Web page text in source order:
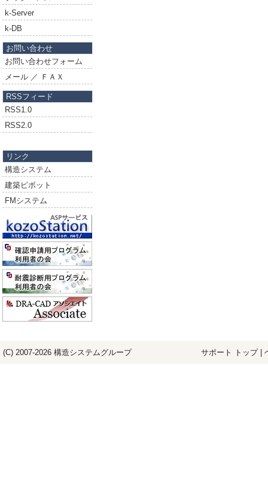
k-Server
k-DB
お問い合わせ
お問い合わせフォーム
メール ／ ＦＡＸ
RSSフィード
RSS1.0
RSS2.0
リンク
構造システム
建築ピボット
FMシステム
(C) 2007-2026 構造システムグループ サポート トップ|